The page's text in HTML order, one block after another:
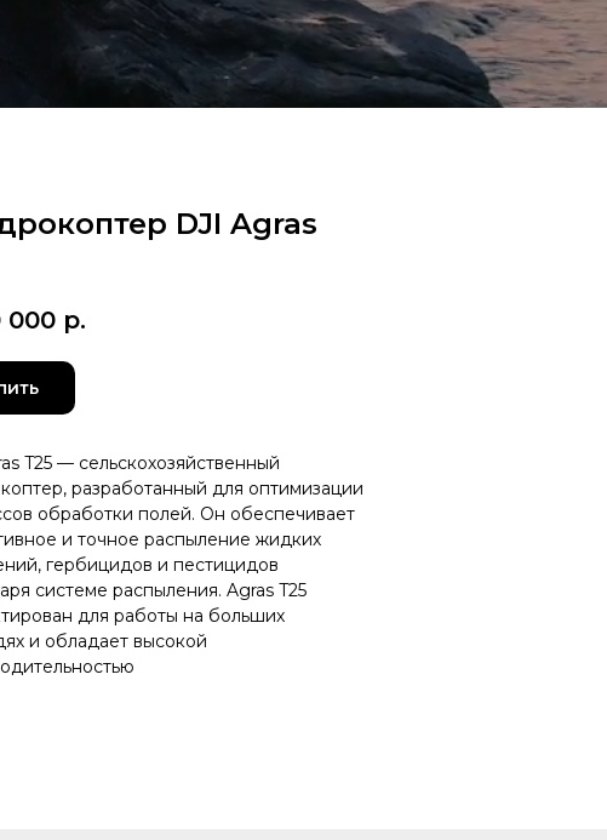
DJI Agras
000 р.
T25 — сельскохозяйственный
разработанный для оптимизации
обработки полей. Он обеспечивает
и точное распыление жидких
гербицидов и пестицидов
системе распыления. Agras T25
для работы на больших
и обладает высокой